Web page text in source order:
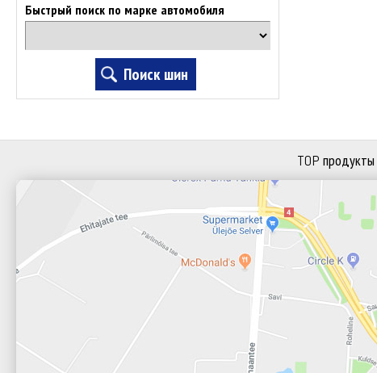
Быстрый поиск по марке автомобиля
TOP продукты